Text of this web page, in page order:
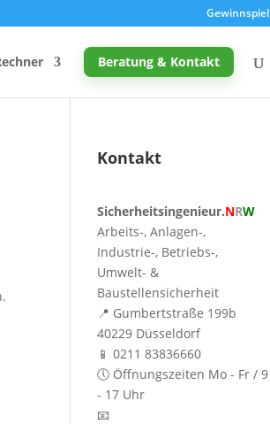
Gewinnspiel
berechnen
Frist berechnen
& Schimmelgefahr
Beratung & Kontakt
Kontakt
Sicherheitsingenieur.NRW
Arbeits-, Anlagen-,
Industrie-, Betriebs-,
Umwelt- &
Baustellensicherheit
📍 Gumbertstraße 199b
40229 Düsseldorf
📱 0211 83836660
🕔 Öffnungszeiten Mo - Fr / 9
- 17 Uhr
📧